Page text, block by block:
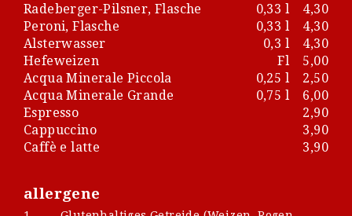
Radeberger-Pilsner, Flasche
0,33 l
4,30
Peroni, Flasche
0,33 l
4,30
Alsterwasser
0,3 l
4,30
Hefeweizen
Fl
5,00
Acqua Minerale Piccola
0,25 l
2,50
Acqua Minerale Grande
0,75 l
6,00
Espresso
2,90
Cappuccino
3,90
Caffè e latte
3,90
allergene